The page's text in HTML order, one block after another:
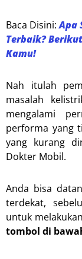
Baca Disini:Apa
Terbaik?
Kamu!
Nah itulah
masalah
mengalami
performa yang
yang kurang
Dokter Mobil.
Anda bisa
terdekat,
untuk
tombol di